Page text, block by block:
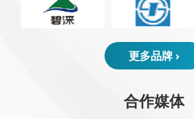
更多品牌 ›
合作媒体